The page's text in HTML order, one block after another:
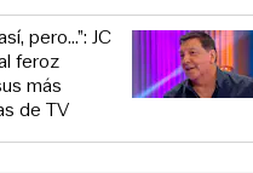
pero...”: JC
feroz
más
de TV